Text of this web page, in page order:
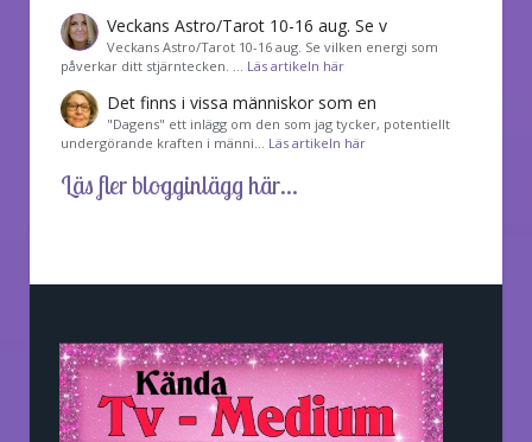
Veckans Astro/Tarot 10-16 aug. Se v
Veckans Astro/Tarot 10-16 aug. Se vilken energi som
påverkar ditt stjärntecken. … Läs artikeln här
Det finns i vissa människor som en
"Dagens" ett inlägg om den som jag tycker, potentiellt
undergörande kraften i männi… Läs artikeln här
Läs fler blogginlägg här...